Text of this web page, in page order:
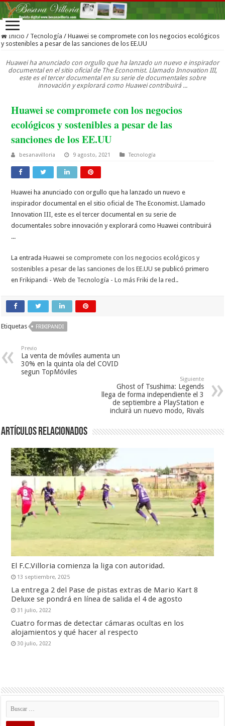
Inicio / Tecnología / Huawei se compromete con los negocios ecológicos
y sostenibles a pesar de las sanciones de los EE.UU
Huawei ha anunciado con orgullo que ha lanzado un nuevo e inspirador
documental en el sitio oficial de The Economist. Llamado Innovation III,
este es el tercer documental en su serie de documentales sobre
innovación y explorará como Huawei contribuirá ...
Huawei se compromete con los negocios
ecológicos y sostenibles a pesar de las
sanciones de los EE.UU
besanavilloria 9 agosto, 2021 Tecnología
Huawei ha anunciado con orgullo que ha lanzado un nuevo e
inspirador documental en el sitio oficial de The Economist. Llamado
Innovation III, este es el tercer documental en su serie de
documentales sobre innovación y explorará como Huawei contribuirá
...
La entradaHuawei se compromete con los negocios ecológicos y
sostenibles a pesar de las sanciones de los EE.UU se publicó primero
enFrikipandi - Web de Tecnología - Lo más Friki de la red..
Etiquetas FRIKIPANDI
Previo
La venta de móviles aumenta un
30% en la quinta ola del COVID
segun TopMóviles
Siguiente
Ghost of Tsushima: Legends
llega de forma independiente el 3
de septiembre a PlayStation e
incluirá un nuevo modo, Rivals
Artículos relacionados
El F.C.Villoria comienza la liga con autoridad.
13 septiembre, 2025
La entrega 2 del Pase de pistas extras de Mario Kart 8
Deluxe se pondrá en línea de salida el 4 de agosto
31 julio, 2022
Cuatro formas de detectar cámaras ocultas en los
alojamientos y qué hacer al respecto
30 julio, 2022